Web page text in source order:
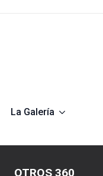
La Galería
OTROS 360